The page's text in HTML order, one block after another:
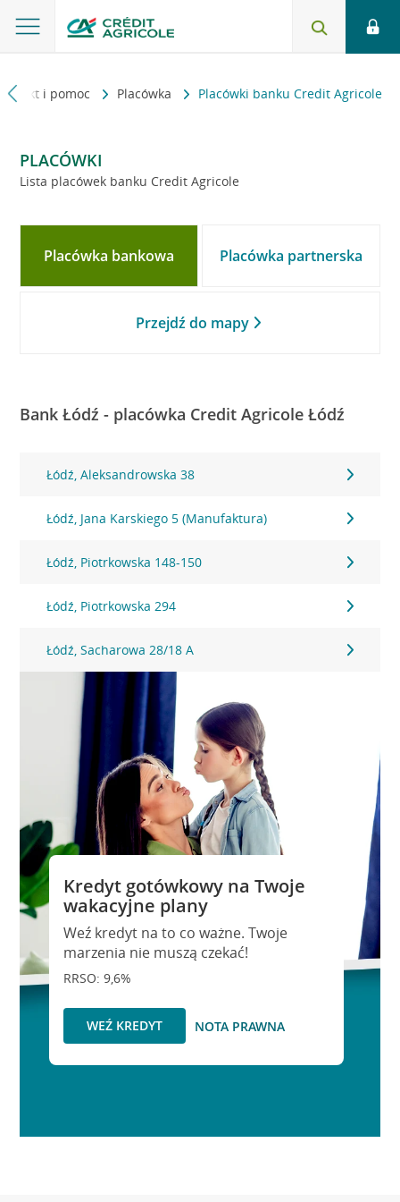
i pomoc Placówka Placówki banku Credit Agricole
PLACÓWKI
Lista placówek banku Credit Agricole
Placówka bankowa Placówka partnerska
Przejdź do mapy
Bank Łódź - placówka Credit Agricole Łódź
Łódź, Aleksandrowska 38
Łódź, Jana Karskiego 5 (Manufaktura)
Łódź, Piotrkowska 148-150
Łódź, Piotrkowska 294
Łódź, Sacharowa 28/18 A
Kredyt gotówkowy na Twoje
wakacyjne plany
Weź kredyt na to co ważne. Twoje
marzenia nie muszą czekać!
RRSO: 9,6%
WEŹ KREDYT NOTA PRAWNA